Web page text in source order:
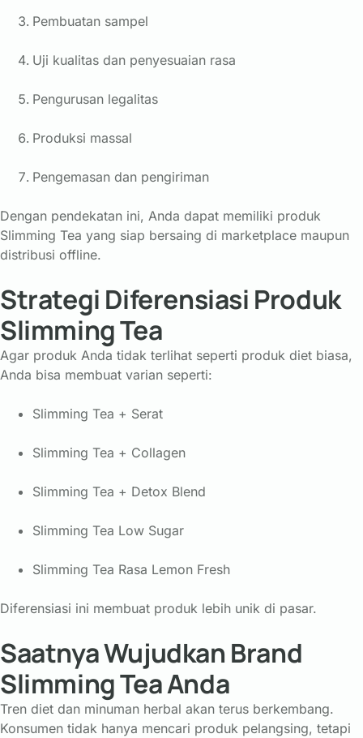
Pembuatan sampel
Uji kualitas dan penyesuaian rasa
Pengurusan legalitas
Produksi massal
Pengemasan dan pengiriman
Dengan pendekatan ini, Anda dapat memiliki produk
Slimming Tea yang siap bersaing di marketplace maupun
distribusi offline.
Strategi Diferensiasi Produk
Slimming Tea
Agar produk Anda tidak terlihat seperti produk diet biasa,
Anda bisa membuat varian seperti:
Slimming Tea + Serat
Slimming Tea + Collagen
Slimming Tea + Detox Blend
Slimming Tea Low Sugar
Slimming Tea Rasa Lemon Fresh
Diferensiasi ini membuat produk lebih unik di pasar.
Saatnya Wujudkan Brand
Slimming Tea Anda
Tren diet dan minuman herbal akan terus berkembang.
Konsumen tidak hanya mencari produk pelangsing, tetapi